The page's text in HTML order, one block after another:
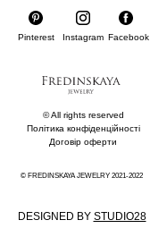
Pinterest Instagram
© All rights reserved
Політика конфіденційності
Договір оферти
© FREDINSKAYA JEWELRY 2021-2022
Facebook
DESIGNED BY STUDIO28